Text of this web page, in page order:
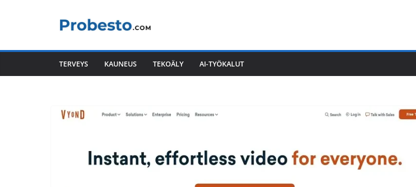
TERVEYS KAUNEUS TEKOÄLY AI-TYÖKALUT